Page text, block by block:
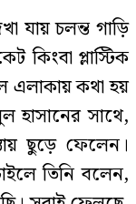
যায় চলন্ত গাড়ি
কিংবা প্লাস্টিক
এলাকায় কথা হয়
হাসানের সাথে,
ছুড়ে ফেলেন।
তিনি বলেন,